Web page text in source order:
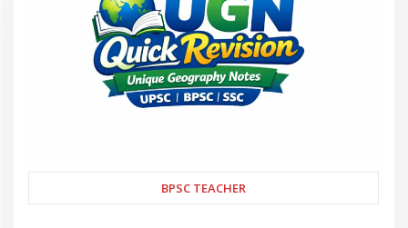
BPSC TEACHER